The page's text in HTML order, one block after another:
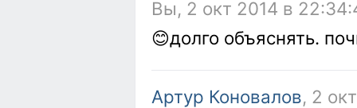
Вы, 2 окт 2014 в
😊долго объяснять.
Артур Коновалов, 2